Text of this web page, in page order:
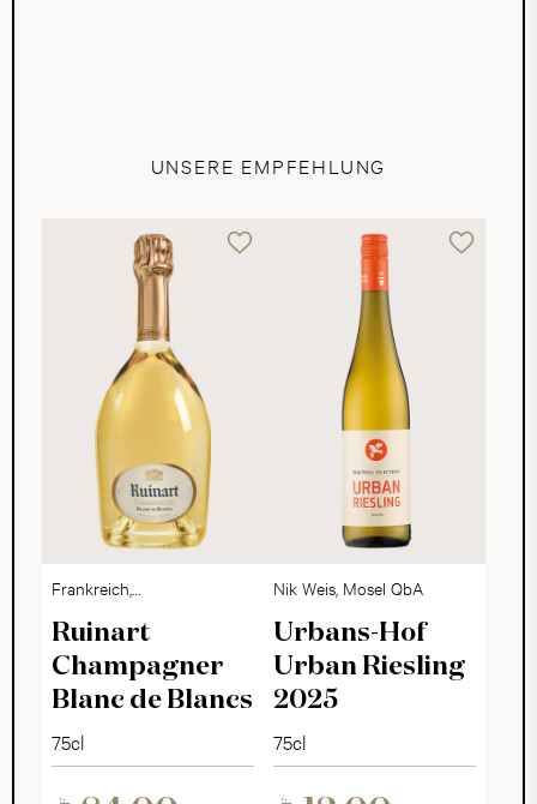
UNSERE EMPFEHLUNG
Frankreich,
Champagne
Ruinart
Champagner
Blanc de Blancs
75cl
Nik Weis, Mosel QbA
Urbans-Hof
Urban Riesling
2025
75cl